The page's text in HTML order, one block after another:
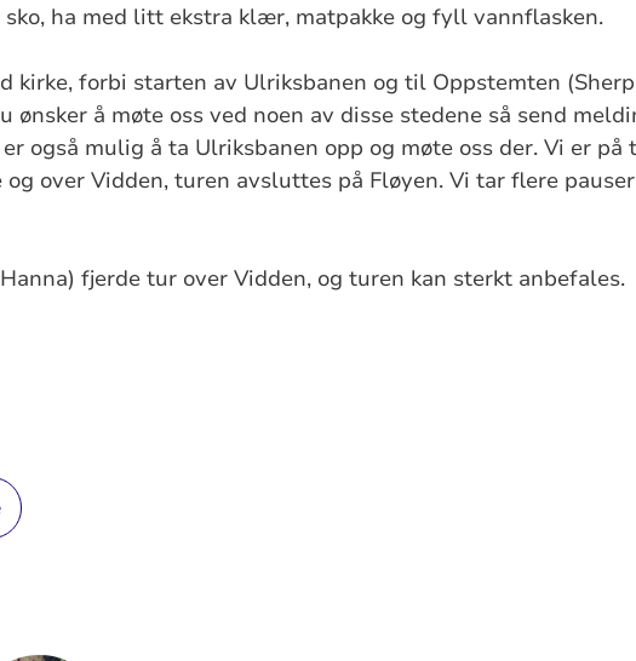
sko, ha med litt ekstra klær, matpakke og fyll vannflasken.
kirke, forbi starten av Ulriksbanen og til Oppstemten
ønsker å møte oss ved noen av disse stedene så send
også mulig å ta Ulriksbanen opp og møte oss der. Vi er på
og over Vidden, turen avsluttes på Fløyen. Vi tar flere
fjerde tur over Vidden, og turen kan sterkt anbefales.